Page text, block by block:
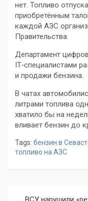
нет. Топливо
приобретённым
каждой АЗС
Правительства.
Департамент
IT‑специалистами
и продажи бензина.
В чатах
литрами топлива
хватило бы на
вливает бензин до
Tags: бензин в
топливо на АЗС